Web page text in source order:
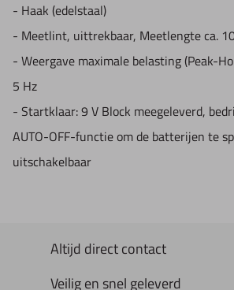
- Haak (edelstaal)
- Meetlint, uittrekbaar, Meetlengte ca.
- Weergave maximale belasting (Peak-
5 Hz
- Startklaar: 9 V Block meegeleverd,
AUTO-OFF-functie om de batterijen te
uitschakelbaar
Altijd direct contact
Veilig en snel geleverd